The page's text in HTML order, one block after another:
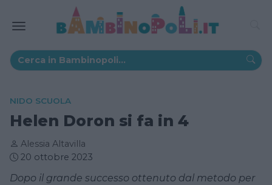
NIDO SCUOLA
Helen Doron si fa in 4
Alessia Altavilla
20 ottobre 2023
Dopo il grande successo ottenuto dal metodo per